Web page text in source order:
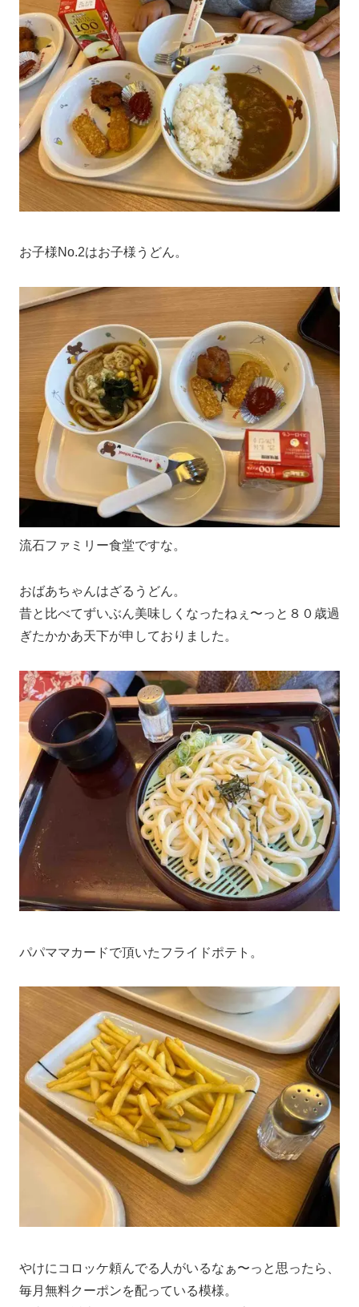
お子様No.2はお子様うどん。
流石ファミリー食堂ですな。
おばあちゃんはざるうどん。
昔と比べてずいぶん美味しくなったねぇ〜っと８０歳過
ぎたかかあ天下が申しておりました。
パパママカードで頂いたフライドポテト。
やけにコロッケ頼んでる人がいるなぁ〜っと思ったら、
毎月無料クーポンを配っている模様。